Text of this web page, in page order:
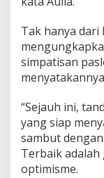
Tak hanya dari
simpatisan
“Sejauh ini,
yang siap
sambut
Terbaik
optimisme.